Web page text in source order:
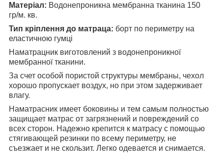
Матеріал: Водонепроникна мембранна тканина 150
гр/м. кв.
Тип кріплення до матраца: борт по периметру на
еластичною гумці
Наматрацник виготовлений з водонепроникної
мембранної тканини.
За счет особой пористой структуры мембраны, чехол
хорошо пропускает воздух, но при этом задерживает
влагу.
Наматрасник имеет боковины и тем самым полностью
защищает матрас от загрязнений и повреждений со
всех сторон. Надежно крепится к матрасу с помощью
стягивающей резинки по всему периметру, не
съезжает и не скользит. Легко одевается и снимается.